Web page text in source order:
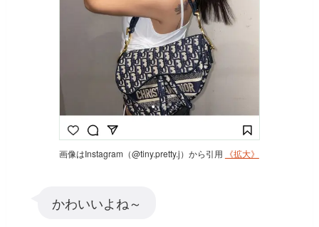
画像はInstagram（@tiny.pretty.j）から引用 《拡大》
かわいいよね～